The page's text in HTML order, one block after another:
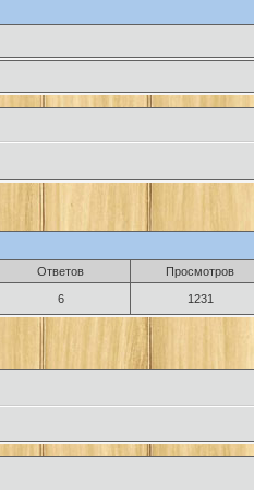
Ответов Просмотров
6 1231